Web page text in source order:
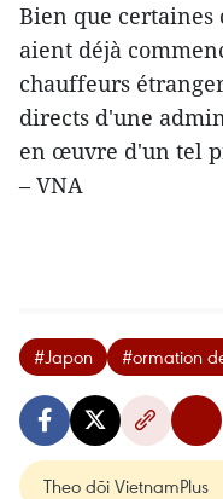
Bien que certaines
aient déjà
chauffeurs
directs d'une
en œuvre d'un tel
– VNA
#Japon #ormation
Theo dõi VietnamPlus